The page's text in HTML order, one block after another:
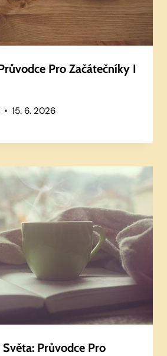
Pro Začátečníky I
15. 6. 2026
Průvodce Pro